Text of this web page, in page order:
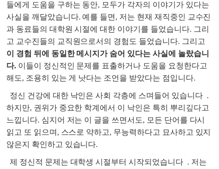
들에게 도움을 구하는 동안, 모두가 각자의 이야기가 있다는
사실을 깨달았습니다. 예를 들면, 저는 현재 재직중인 교수진
과 동료들의 대학원 시절에 대한 이야기를 들었습니다. 그리
고 교수진들의 교직원으로서의 경험도 들었습니다. 그리고
이 경험 뒤에 동일한 메시지가 숨어 있다는 사실에 놀랐습니
다.이들이 정신적인 문제를 표출하거나 도움을 요청한다고
해도, 조용히 있는 게 낫다는 조언을 받았다는 점입니다.
정신 건강에 대한 낙인은 사회 각층에 스며들어 있습니다 .
하지만, 권위가 중요한 학계에서 이 낙인은 특히 뿌리깊다고
느낍니다. 심지어 저는 이 글을 쓰면서도, 모든 단어를 다시
읽고 또 읽으며, 스스로 약하고, 무능력하다고 묘사하고 있지
않은지 확인하고 있습니다.
제 정신적 문제는 대학생 시절부터 시작되었습니다 . 저는